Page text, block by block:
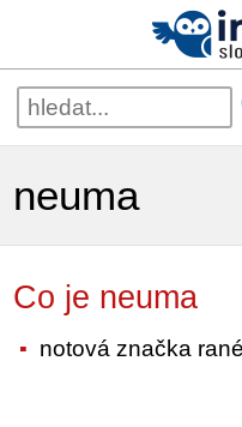
neuma
Co je neuma
notová značka